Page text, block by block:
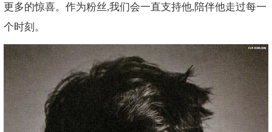
更多的惊喜。作为粉丝,我们会一直支持他,陪伴他走过每一
个时刻。